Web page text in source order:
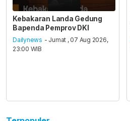
Kebakaran Landa Gedung
Bapenda Pemprov DKI
Dailynews - Jumat , 07 Aug 2026,
23:00 WIB